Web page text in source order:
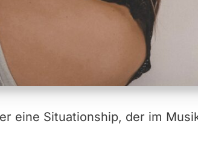
eine Situationship, der im